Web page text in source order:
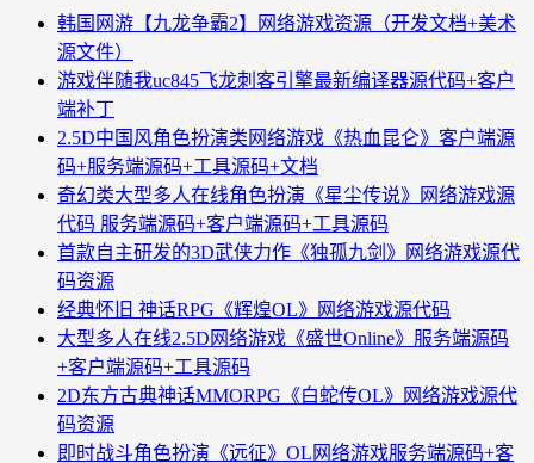
韩国网游【九龙争霸2】网络游戏资源（开发文档+美术
源文件）
游戏伴随我uc845飞龙刺客引擎最新编译器源代码+客户
端补丁
2.5D中国风角色扮演类网络游戏《热血昆仑》客户端源
码+服务端源码+工具源码+文档
奇幻类大型多人在线角色扮演《星尘传说》网络游戏源
代码 服务端源码+客户端源码+工具源码
首款自主研发的3D武侠力作《独孤九剑》网络游戏源代
码资源
经典怀旧 神话RPG《辉煌OL》网络游戏源代码
大型多人在线2.5D网络游戏《盛世Online》服务端源码
+客户端源码+工具源码
2D东方古典神话MMORPG《白蛇传OL》网络游戏源代
码资源
即时战斗角色扮演《远征》OL网络游戏服务端源码+客